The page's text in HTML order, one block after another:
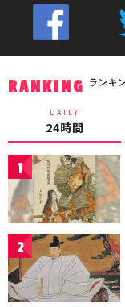
RANKING ランキ
DAILY
24時間
1
2